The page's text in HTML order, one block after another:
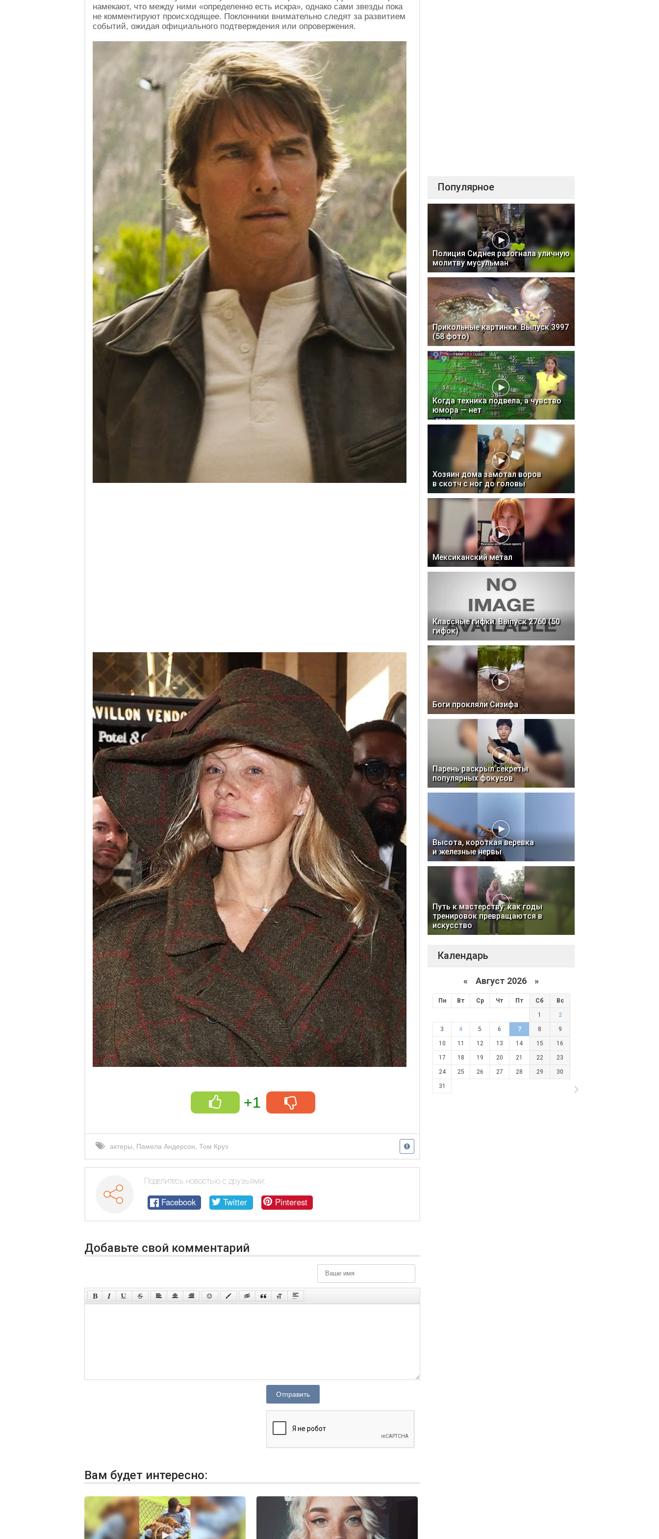
намекают, что между ними «определенно есть искра», однако сами звезды пока
не комментируют происходящее. Поклонники внимательно следят за развитием
событий, ожидая официального подтверждения или опровержения.
+1
актеры Памела Андерсон Том Круз
Поделитесь новостью с друзьями:
Facebook Twitter Pinterest
Добавьте свой комментарий
Отправить
Вам будет интересно:
Популярное
Полиция Сиднея разогнала уличную
молитву мусульман
Прикольные картинки. Выпуск 3997
(58 фото)
Когда техника подвела, а чувство
юмора — нет
Хозяин дома замотал воров
в скотч с ног до головы
Мексиканский метал
Классные гифки. Выпуск 2760 (50
гифок)
Боги прокляли Сизифа
Парень раскрыл секреты
популярных фокусов
Высота, короткая веревка
и железные нервы
Путь к мастерству: как годы
тренировок превращаются в
искусство
Календарь
« Август 2026 »
Пн Вт Ср Чт Пт Сб Вс
1 2
3 4 5 6 7 8 9
10 11 12 13 14 15 16
17 18 19 20 21 22 23
24 25 26 27 28 29 30
31